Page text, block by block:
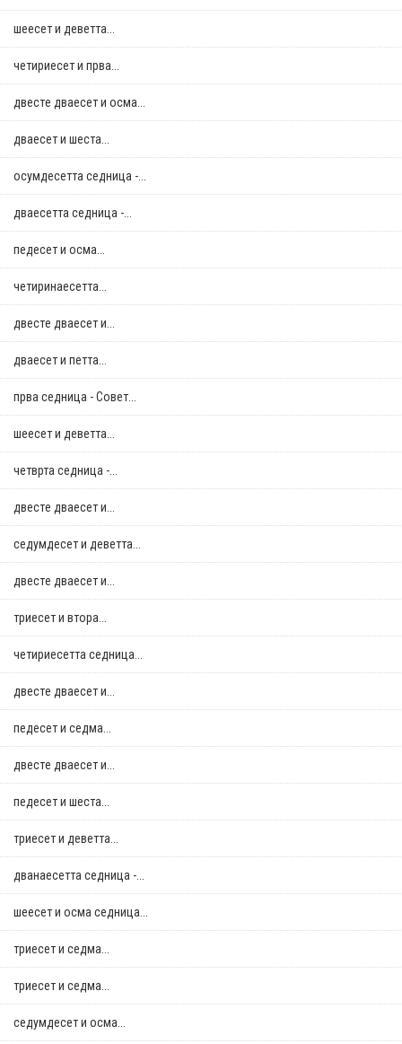
шеесет и деветта...
четириесет и прва...
двестe дваесет и осма...
дваесет и шеста...
осумдесетта седница -...
дваесетта седница -...
педесет и осма...
четиринаесетта...
двестe дваесет и...
дваесет и петта...
прва седница - Совет...
шеесет и деветта...
четврта седница -...
двестe дваесет и...
седумдесет и деветта...
двестe дваесет и...
триесет и втора...
четириесетта седница...
двестe дваесет и...
педесет и седма...
двестe дваесет и...
педесет и шеста...
триесет и деветта...
дванаесетта седница -...
шеесет и осма седница...
триесет и седма...
триесет и седма...
седумдесет и осма...